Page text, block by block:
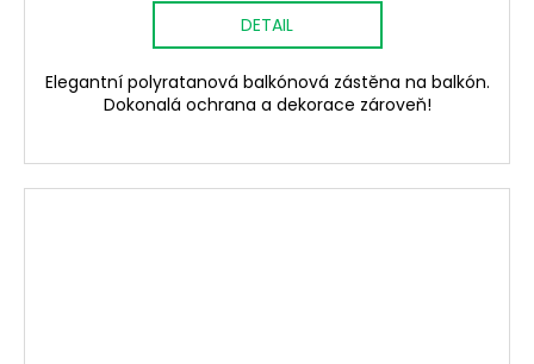
DETAIL
Elegantní polyratanová balkónová zástěna na balkón.
Dokonalá ochrana a dekorace zároveň!